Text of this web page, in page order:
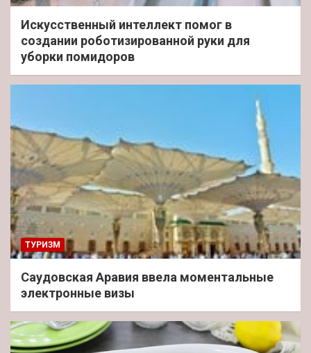
Искусственный интеллект помог в
создании роботизированной руки для
уборки помидоров
ТУРИЗМ
Саудовская Аравия ввела моментальные
электронные визы